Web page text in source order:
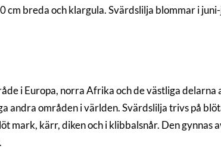
cm breda och klargula. Svärdslilja blommar i
i Europa, norra Afrika och de västliga delarna
andra områden i världen. Svärdslilja trivs på
mark, kärr, diken och i klibbalsnår. Den gynnas